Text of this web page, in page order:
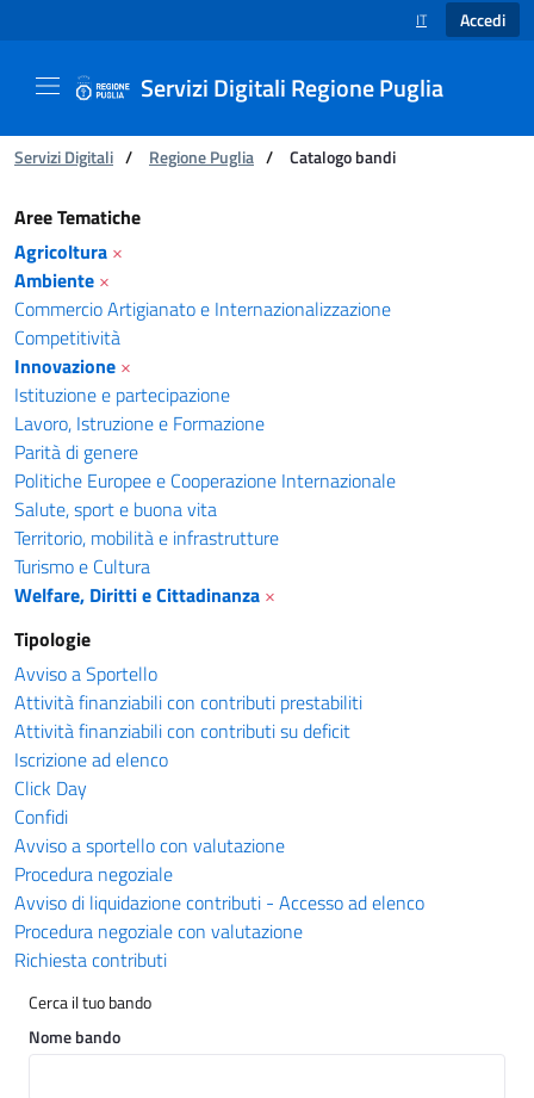
SELEZIONE
IT Accedi
Servizi Digitali Regione Puglia
Ti trovi in:
Servizi Digitali / Regione Puglia / Catalogo bandi
Catalogo bandi - Servizi Digitali Regione
Aree Tematiche
Agricoltura ×
Ambiente ×
Commercio Artigianato e Internazionalizzazione
Competitività
Innovazione ×
Istituzione e partecipazione
Lavoro, Istruzione e Formazione
Parità di genere
Politiche Europee e Cooperazione Internazionale
Salute, sport e buona vita
Territorio, mobilità e infrastrutture
Turismo e Cultura
Welfare, Diritti e Cittadinanza ×
Tipologie
Avviso a Sportello
Attività finanziabili con contributi prestabiliti
Attività finanziabili con contributi su deficit
Iscrizione ad elenco
Click Day
Confidi
Avviso a sportello con valutazione
Procedura negoziale
Avviso di liquidazione contributi - Accesso ad elenco
Procedura negoziale con valutazione
Richiesta contributi
Cerca il tuo bando
Nome bando